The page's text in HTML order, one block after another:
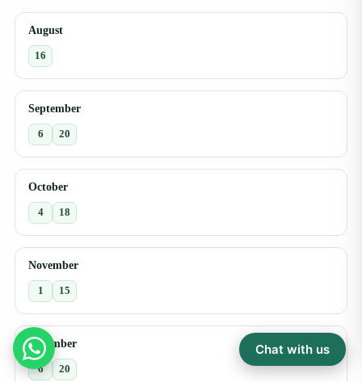
August
16
September
6 20
October
4 18
November
1 15
December
6 20
Chat with us